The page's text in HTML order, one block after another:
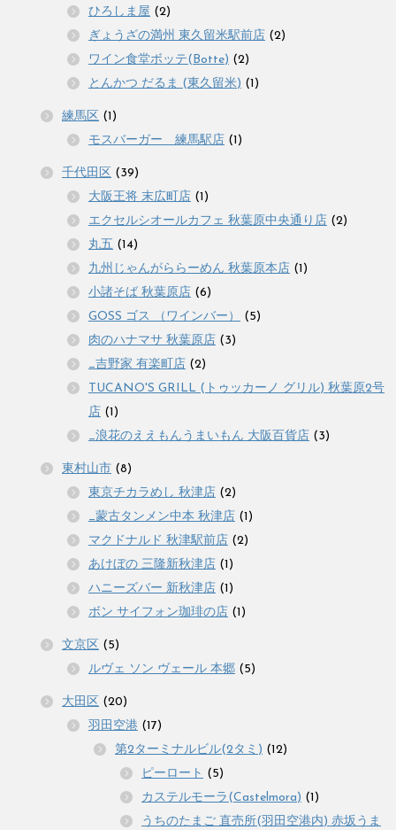
ひろしま屋 (2)
ぎょうざの満州 東久留米駅前店 (2)
ワイン食堂ボッテ(Botte) (2)
とんかつ だるま (東久留米) (1)
練馬区 (1)
モスバーガー 練馬駅店 (1)
千代田区 (39)
大阪王将 末広町店 (1)
エクセルシオールカフェ 秋葉原中央通り店 (2)
丸五 (14)
九州じゃんがららーめん 秋葉原本店 (1)
小諸そば 秋葉原店 (6)
GOSS ゴス （ワインバー）
(5)
肉のハナマサ 秋葉原店 (3)
_吉野家 有楽町店 (2)
TUCANO'S GRILL (トゥッカーノ グリル) 秋葉原2号
店 (1)
_浪花のええもんうまいもん 大阪百貨店 (3)
東村山市 (8)
東京チカラめし 秋津店 (2)
_蒙古タンメン中本 秋津店 (1)
マクドナルド 秋津駅前店 (2)
あけぼの 三隆新秋津店 (1)
ハニーズバー 新秋津店 (1)
ボン サイフォン珈琲の店 (1)
文京区 (5)
ルヴェ ソン ヴェール 本郷 (5)
大田区 (20)
羽田空港 (17)
第2ターミナルビル(2タミ) (12)
ピーロート (5)
カステルモーラ(Castelmora) (1)
うちのたまご 直売所(羽田空港内) 赤坂うま